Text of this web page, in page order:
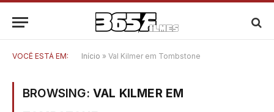
VOCÊ ESTÁ EM: Início » Val Kilmer em Tombstone
BROWSING: VAL KILMER EM